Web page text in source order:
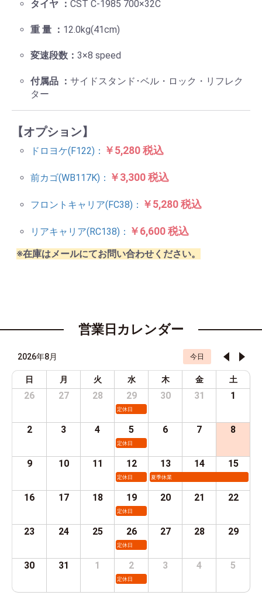
タイヤ ： CST C-1985 700×32C
重 量 ： 12.0kg(41cm)
変速段数： 3×8 speed
付属品 ： サイドスタンド･ベル・ロック・リフレク
ター
【オプション】
ドロヨケ(F122)： ￥5,280 税込
前カゴ(WB117K)： ￥3,300 税込
フロントキャリア(FC38)： ￥5,280 税込
リアキャリア(RC138)： ￥6,600 税込
※在庫はメールにてお問い合わせください。
営業日カレンダー
2026年8月 今日
日 月 火 水 木 金 土
26 27 28 29
定休日
30 31 1
2 3 4 5
定休日
6 7 8
9 10 11 12
定休日
13
夏季休業
14 15
16 17 18 19
定休日
20 21 22
23 24 25 26
定休日
27 28 29
30 31 1 2
定休日
3 4 5